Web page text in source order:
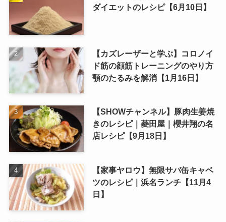
ダイエットのレシピ【6月10日】
【カズレーザーと学ぶ】コロノイ
ド筋の顔筋トレーニングのやり方
顎のたるみを解消【1月16日】
【SHOWチャンネル】豚肉生姜焼
きのレシピ｜菱田屋｜櫻井翔の名
店レシピ【9月18日】
【家事ヤロウ】無限サバ缶キャベ
ツのレシピ｜浜名ランチ【11月4
日】